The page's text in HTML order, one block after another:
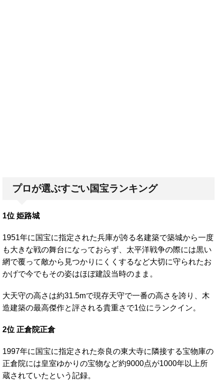
プロが選ぶすごい国宝ランキング
1位 姫路城
1951年に国宝に指定された兵庫が誇る名建築で築城から一度
も大きな戦の舞台になっておらず、太平洋戦争の際には黒い
網で覆って敵から見つかりにくくするなど大切に守られたお
かげで今でもその姿はほぼ建設当時のまま。
大天守の高さは約31.5mで現存天守で一番の高さを誇り、木
造建築の最高傑作と評される貴重さで1位にランクイン。
2位 正倉院正倉
1997年に国宝に指定された奈良の東大寺に隣接する宝物庫の
正倉院には皇室ゆかりの宝物など約9000点が1000年以上所
蔵されていたという記録。